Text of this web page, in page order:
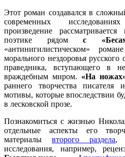
Этот роман создавался в
современных
произведение
поэтике рядомс
«антинигилистическом»
морального нездоровья
праведника, вступающего в
враждебным миром. «На
раннего творчества писателя
мотивы, которые впоследствии
в лесковской прозе.
Познакомиться с жизнью
отдельные аспекты его
материалы второго раздела,
исследования, например,